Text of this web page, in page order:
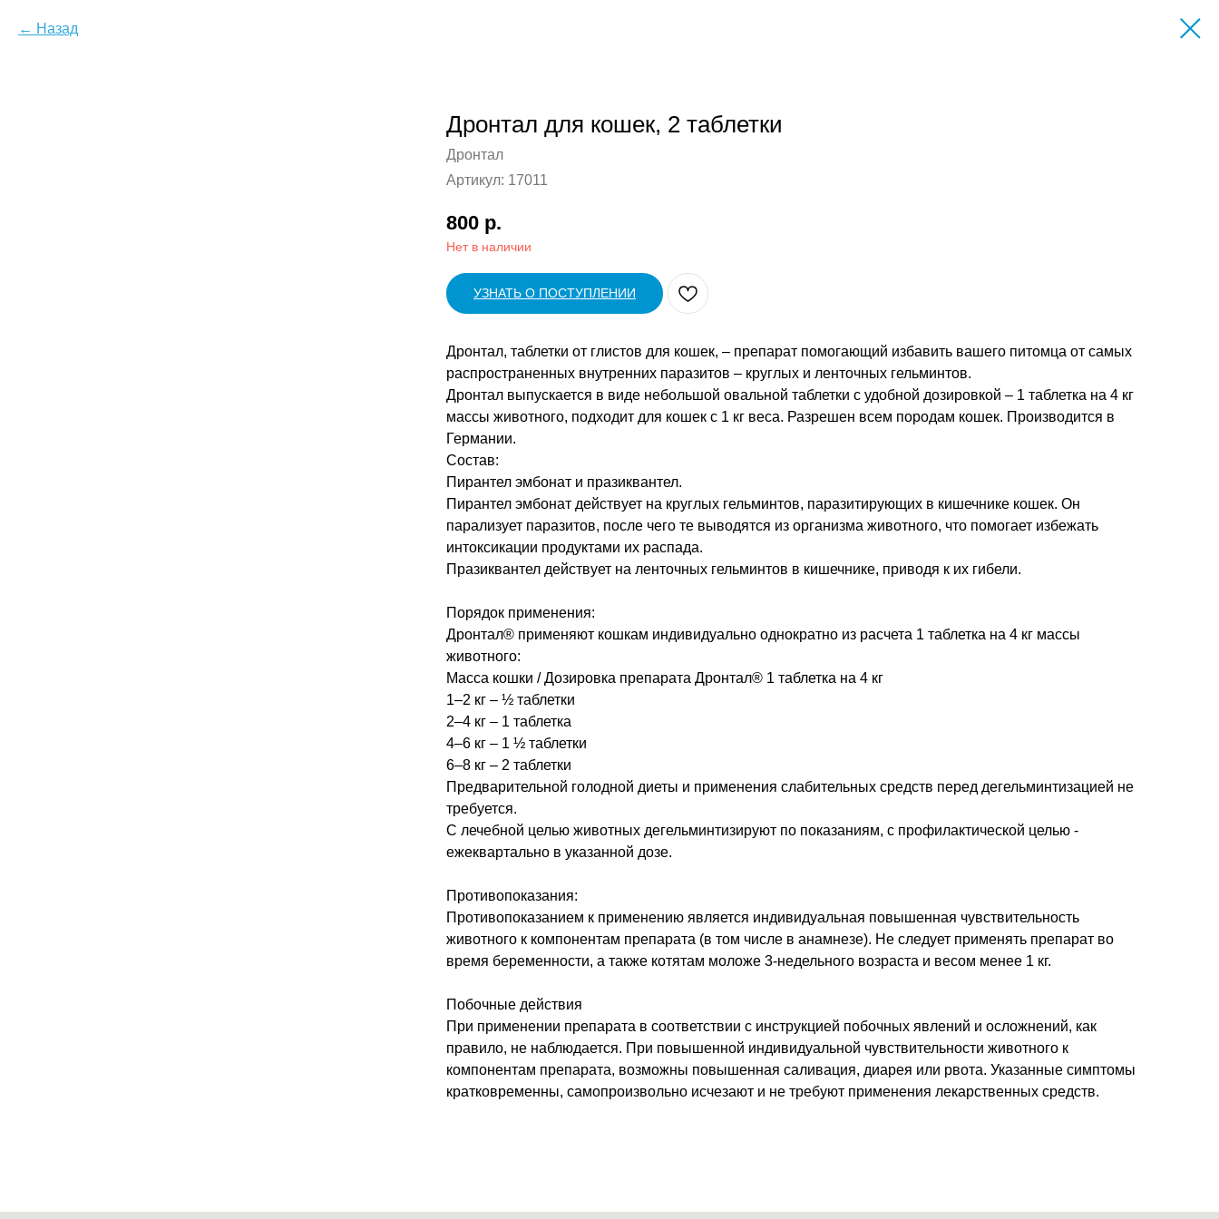
Назад
Дронтал для кошек, 2 таблетки
Дронтал
Артикул: 17011
800 р.
Нет в наличии
УЗНАТЬ О ПОСТУПЛЕНИИ
Дронтал, таблетки от глистов для кошек, – препарат помогающий избавить вашего питомца от самых
распространенных внутренних паразитов – круглых и ленточных гельминтов.
Дронтал выпускается в виде небольшой овальной таблетки с удобной дозировкой – 1 таблетка на 4 кг
массы животного, подходит для кошек с 1 кг веса. Разрешен всем породам кошек. Производится в
Германии.
Состав:
Пирантел эмбонат и празиквантел.
Пирантел эмбонат действует на круглых гельминтов, паразитирующих в кишечнике кошек. Он
парализует паразитов, после чего те выводятся из организма животного, что помогает избежать
интоксикации продуктами их распада.
Празиквантел действует на ленточных гельминтов в кишечнике, приводя к их гибели.
Порядок применения:
Дронтал® применяют кошкам индивидуально однократно из расчета 1 таблетка на 4 кг массы
животного:
Macca кошки / Дозировка препарата Дронтал® 1 таблетка на 4 кг
1–2 кг – ½ таблетки
2–4 кг – 1 таблетка
4–6 кг – 1 ½ таблетки
6–8 кг – 2 таблетки
Предварительной голодной диеты и применения слабительных средств перед дегельминтизацией не
требуется.
С лечебной целью животных дегельминтизируют по показаниям, с профилактической целью -
ежеквартально в указанной дозе.
Противопоказания:
Противопоказанием к применению является индивидуальная повышенная чувствительность
животного к компонентам препарата (в том числе в анамнезе). Не следует применять препарат во
время беременности, а также котятам моложе 3-недельного возраста и весом менее 1 кг.
Побочные действия
При применении препарата в соответствии с инструкцией побочных явлений и осложнений, как
правило, не наблюдается. При повышенной индивидуальной чувствительности животного к
компонентам препарата, возможны повышенная саливация, диарея или рвота. Указанные симптомы
кратковременны, самопроизвольно исчезают и не требуют применения лекарственных средств.